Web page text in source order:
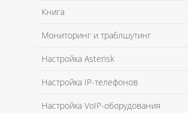
Книга
Мониторинг и траблшутинг
Настройка Asterisk
Настройка IP-телефонов
Настройка VoIP-оборудования